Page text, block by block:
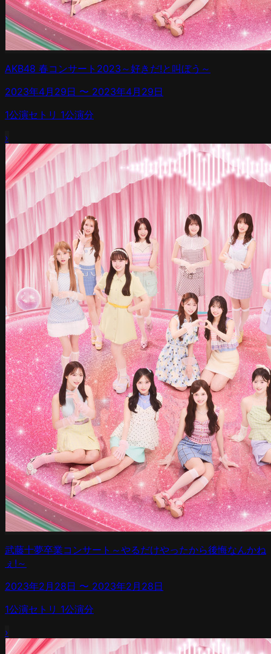
AKB48 春コンサート2023～好きだ!と叫ぼう～
2023年4月29日 〜 2023年4月29日
1公演セトリ 1公演分
›
武藤十夢卒業コンサート～やるだけやったから後悔なんかね
ぇ!～
2023年2月28日 〜 2023年2月28日
1公演セトリ 1公演分
›